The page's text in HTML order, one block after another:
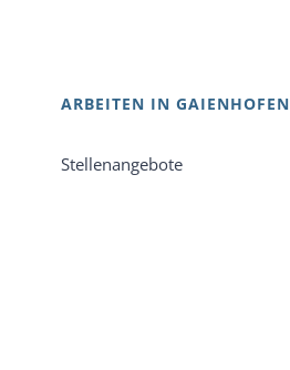
ARBEITEN IN GAIENHOFEN
Stellenangebote